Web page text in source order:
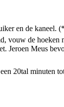
en de kaneel.
vouw de hoeken
Jeroen Meus
20tal minuten